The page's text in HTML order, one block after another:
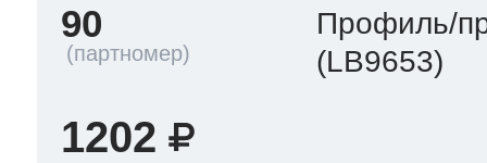
90
Профиль/
(LB9653)
1202